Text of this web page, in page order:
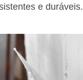
e duráveis.